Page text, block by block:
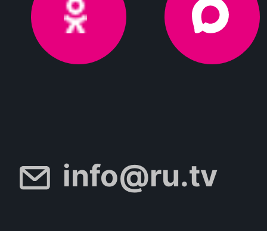
info@ru.tv